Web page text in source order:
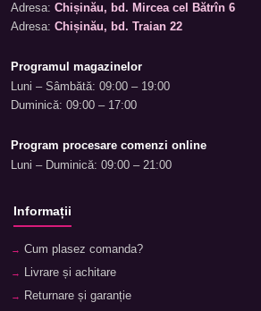
Adresa: Chișinău, bd. Mircea cel Bătrîn 6
Adresa: Chișinău, bd. Traian 22
Programul magazinelor
Luni – Sâmbătă: 09:00 – 19:00
Duminică: 09:00 – 17:00
Program procesare comenzi online
Luni – Duminică: 09:00 – 21:00
Informații
Cum plasez comanda?
Livrare și achitare
Returnare și garanție